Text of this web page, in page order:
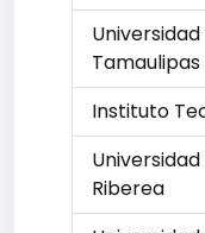
Instituto
Riberea